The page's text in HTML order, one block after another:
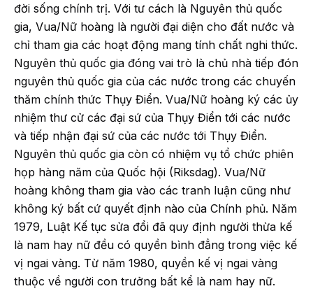
đời sống chính trị. Với tư cách là Nguyên thủ quốc
gia, Vua/Nữ hoàng là người đại diện cho đất nước và
chỉ tham gia các hoạt động mang tính chất nghi thức.
Nguyên thủ quốc gia đóng vai trò là chủ nhà tiếp đón
nguyên thủ quốc gia của các nước trong các chuyến
thăm chính thức Thụy Điển. Vua/Nữ hoàng ký các ủy
nhiệm thư cử các đại sứ của Thụy Điển tới các nước
và tiếp nhận đại sứ của các nước tới Thụy Điển.
Nguyên thủ quốc gia còn có nhiệm vụ tổ chức phiên
họp hàng năm của Quốc hội (Riksdag). Vua/Nữ
hoàng không tham gia vào các tranh luận cũng như
không ký bất cứ quyết định nào của Chính phủ. Năm
1979, Luật Kế tục sửa đổi đã quy định người thừa kế
là nam hay nữ đều có quyền bình đẳng trong việc kế
vị ngai vàng. Từ năm 1980, quyền kế vị ngai vàng
thuộc về người con trưởng bất kể là nam hay nữ.